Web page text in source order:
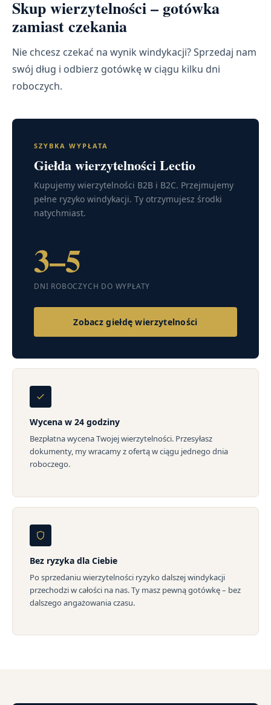
Skup wierzytelności – gotówka
zamiast czekania
Nie chcesz czekać na wynik windykacji? Sprzedaj nam
swój dług i odbierz gotówkę w ciągu kilku dni
roboczych.
SZYBKA WYPŁATA
Giełda wierzytelności Lectio
Kupujemy wierzytelności B2B i B2C. Przejmujemy
pełne ryzyko windykacji. Ty otrzymujesz środki
natychmiast.
3–5
DNI ROBOCZYCH DO WYPŁATY
Zobacz giełdę wierzytelności
Wycena w 24 godziny
Bezpłatna wycena Twojej wierzytelności. Przesyłasz
dokumenty, my wracamy z ofertą w ciągu jednego dnia
roboczego.
Bez ryzyka dla Ciebie
Po sprzedaniu wierzytelności ryzyko dalszej windykacji
przechodzi w całości na nas. Ty masz pewną gotówkę – bez
dalszego angażowania czasu.